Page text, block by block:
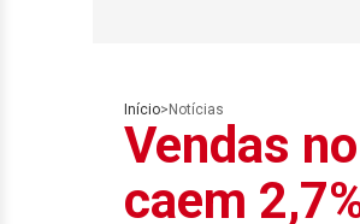
Início> Notícias
Vendas
caem